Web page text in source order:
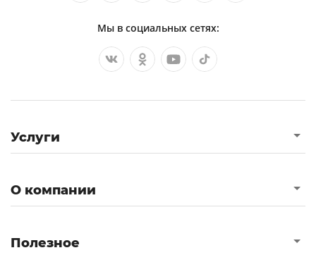
Мы в социальных сетях:
Услуги
О компании
Полезное